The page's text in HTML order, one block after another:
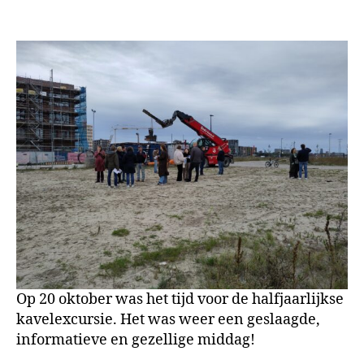
2024
Op 20 oktober was het tijd voor de halfjaarlijkse
kavelexcursie. Het was weer een geslaagde,
informatieve en gezellige middag!